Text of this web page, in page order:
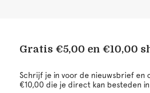
Gratis €5,00 en €10,00
Schrijf je in voor de nieuwsbrief en
€10,00 die je direct kan besteden